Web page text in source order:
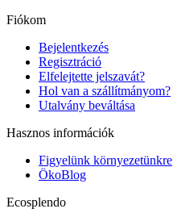
Fiókom
Bejelentkezés
Regisztráció
Elfelejtette jelszavát?
Hol van a szállítmányom?
Utalvány beváltása
Hasznos információk
Figyelünk környezetünkre
ÖkoBlog
Ecosplendo